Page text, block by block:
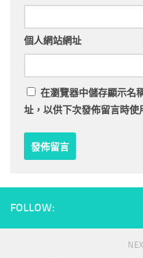
個人網站網址
在瀏覽器中儲存顯示名
址，以供下次發佈留言時使
FOLLOW: